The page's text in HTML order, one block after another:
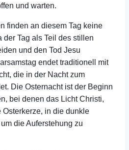
und warten.
finden an diesem Tag keine
der Tag als Teil des stillen
und den Tod Jesu
endet traditionell mit
die in der Nacht zum
Die Osternacht ist der Beginn
bei denen das Licht Christi,
in die dunkle
die Auferstehung zu